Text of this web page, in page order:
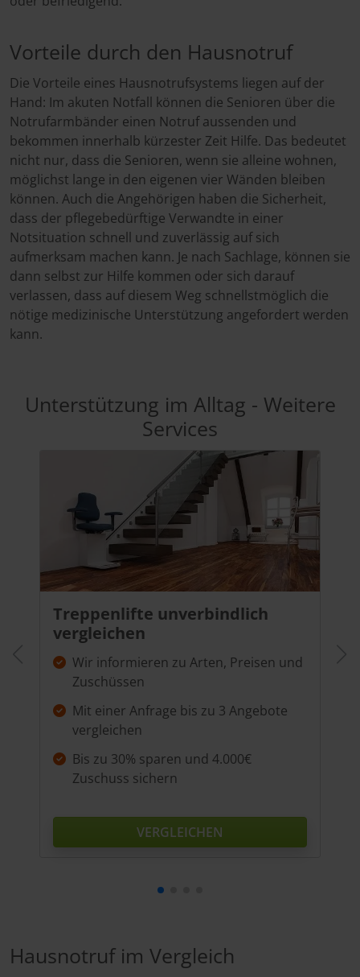
Vorteile durch den Hausnotruf
Die Vorteile eines Hausnotrufsystems liegen auf der
Hand: Im akuten Notfall können die Senioren über die
Notrufarmbänder einen Notruf aussenden und
bekommen innerhalb kürzester Zeit Hilfe. Das bedeutet
nicht nur, dass die Senioren, wenn sie alleine wohnen,
möglichst lange in den eigenen vier Wänden bleiben
können. Auch die Angehörigen haben die Sicherheit,
dass der pflegebedürftige Verwandte in einer
Notsituation schnell und zuverlässig auf sich
aufmerksam machen kann. Je nach Sachlage, können sie
dann selbst zur Hilfe kommen oder sich darauf
verlassen, dass auf diesem Weg schnellstmöglich die
nötige medizinische Unterstützung angefordert werden
kann.
Unterstützung im Alltag - Weitere
Services
Treppenlifte unverbindlich
vergleichen
Wir informieren zu Arten, Preisen und
Zuschüssen
Mit einer Anfrage bis zu 3 Angebote
vergleichen
Bis zu 30% sparen und 4.000€
Zuschuss sichern
VERGLEICHEN
Hausnotruf im Vergleich